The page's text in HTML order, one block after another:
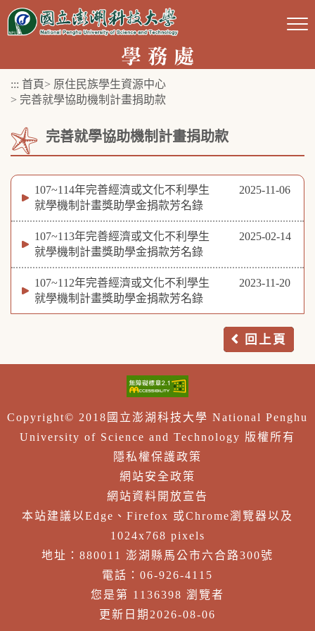
跳
::: 首頁> 原住民族學生資源中心
> 完善就學協助機制計畫捐助款
完善就學協助機制計畫捐助款
107~114年完善經濟或文化不利學生
就學機制計畫獎助學金捐款芳名錄
2025-11-06
107~113年完善經濟或文化不利學生
就學機制計畫獎助學金捐款芳名錄
2025-02-14
107~112年完善經濟或文化不利學生
就學機制計畫獎助學金捐款芳名錄
2023-11-20
回上頁
Copyright© 2018國立澎湖科技大學 National Penghu
University of Science and Technology 版權所有
隱私權保護政策
網站安全政策
網站資料開放宣告
本站建議以Edge、Firefox 或Chrome瀏覽器以及
1024x768 pixels
地址：880011 澎湖縣馬公市六合路300號
電話：06-926-4115
您是第 1136398 瀏覽者
更新日期2026-08-06